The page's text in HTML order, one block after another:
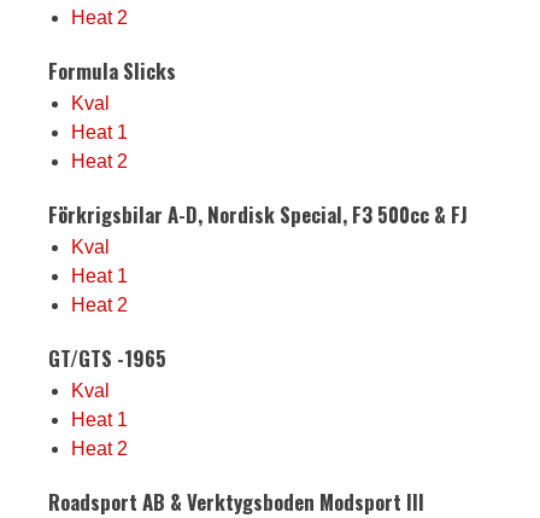
Heat 2
Formula Slicks
Kval
Heat 1
Heat 2
Förkrigsbilar A-D, Nordisk Special, F3 500cc & FJ
Kval
Heat 1
Heat 2
GT/GTS -1965
Kval
Heat 1
Heat 2
Roadsport AB & Verktygsboden Modsport III